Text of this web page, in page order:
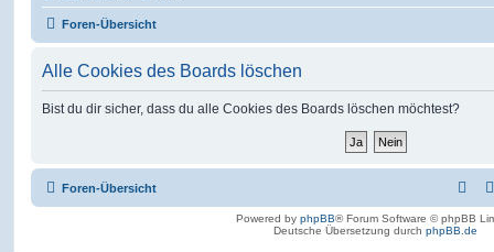
Foren-Übersicht
Alle Cookies des Boards löschen
Bist du dir sicher, dass du alle Cookies des Boards löschen möchtest?
Foren-Übersicht
Powered by phpBB® Forum Software © phpBB
Deutsche Übersetzung durch phpBB.de